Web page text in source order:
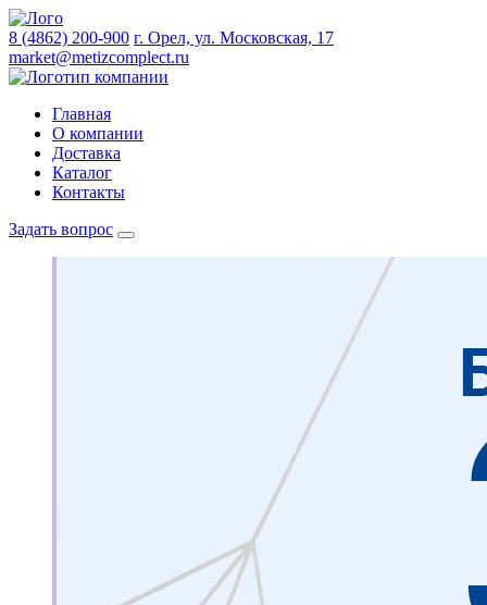
8 (4862) 200-900 г. Орел, ул. Московская, 17
market@metizcomplect.ru
Главная
О компании
Доставка
Каталог
Контакты
Задать вопрос